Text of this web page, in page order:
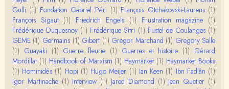
Christophe Darmangeat
Évidemment, de toute façon c'est toujours de ma f
aute. ;-)
Damian
Merci de ta réponse ! Pour les pénis, c'est de cell
es qu'on écarte, car dans une société pat…
Gulli (1) Fondation Gabriel Péri (1) François Otchakovski-Laurens (1)
François Sigaut (1) Friedrich Engels (1) Frustration magazine (1)
Frédérique Duquesnoy (1) Frédérique Sitri (1) Fustel de Coulanges (1)
GEME (1) Germains (1) Gibert (1) Gregor Marchand (1) Gregory Salle
(1) Guayaki (1) Guerre fleurie (1) Guerres et histoire (1) Gérard
Mordillat (1) Handbook of Marxism (1) Haymarket (1) Haymarket Books
(1) Hominidés (1) Hopi (1) Hugo Meijer (1) Ian Keen (1) Ibn Fadlân (1)
Igor Martinache (1) Interview (1) Jared Diamond (1) Jean Quetier (1)